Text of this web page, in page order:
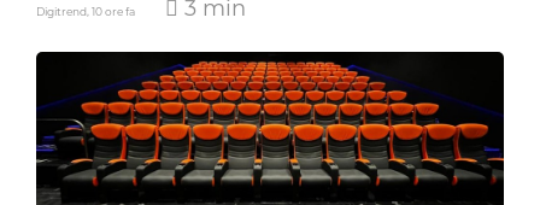
Digitrend,10 ore fa 3 min